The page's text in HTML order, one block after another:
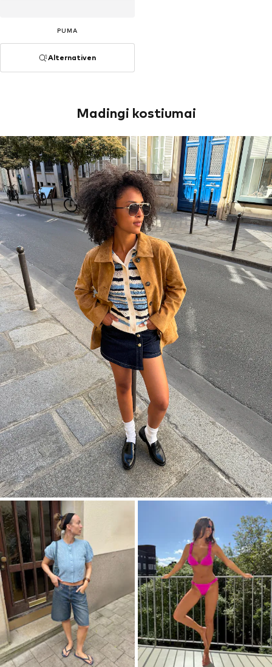
PUMA
Alternativen
Madingi kostiumai